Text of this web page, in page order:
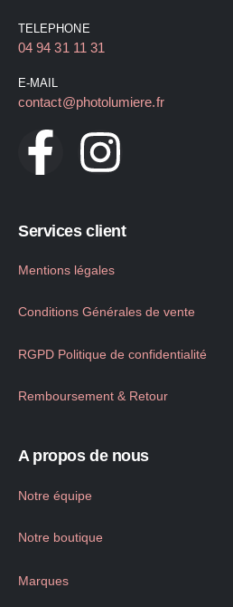
TELEPHONE
04 94 31 11 31
E-MAIL
contact@photolumiere.fr
Services client
Mentions légales
Conditions Générales de vente
RGPD Politique de confidentialité
Remboursement & Retour
A propos de nous
Notre équipe
Notre boutique
Marques